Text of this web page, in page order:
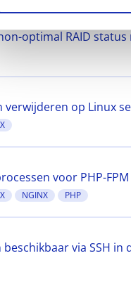
optimal RAID
verwijderen op Linux
voor PHP-
NGINX PHP
via SSH in